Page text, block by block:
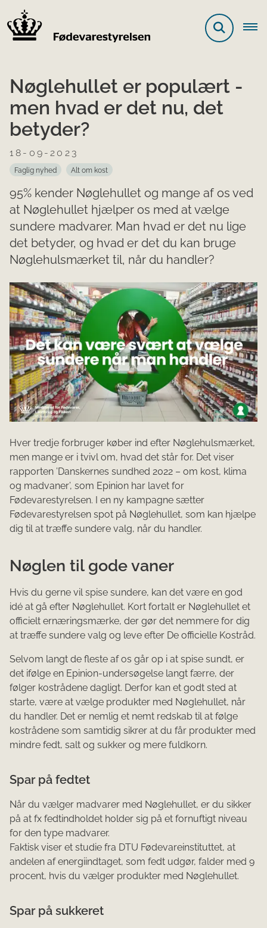
Nøglehullet er populært -
men hvad er det nu, det
betyder?
18-09-2023
Faglig nyhed Alt om kost
95% kender Nøglehullet og mange af os ved
at Nøglehullet hjælper os med at vælge
sundere madvarer. Man hvad er det nu lige
det betyder, og hvad er det du kan bruge
Nøglehulsmærket til, når du handler?
Hver tredje forbruger køber ind efter Nøglehulsmærket,
men mange er i tvivl om, hvad det står for. Det viser
rapporten ’Danskernes sundhed 2022 – om kost, klima
og madvaner’, som Epinion har lavet for
Fødevarestyrelsen. I en ny kampagne sætter
Fødevarestyrelsen spot på Nøglehullet, som kan hjælpe
dig til at træffe sundere valg, når du handler.
Nøglen til gode vaner
Hvis du gerne vil spise sundere, kan det være en god
idé at gå efter Nøglehullet. Kort fortalt er Nøglehullet et
officielt ernæringsmærke, der gør det nemmere for dig
at træffe sundere valg og leve efter De officielle Kostråd.
Selvom langt de fleste af os går op i at spise sundt, er
det ifølge en Epinion-undersøgelse langt færre, der
følger kostrådene dagligt. Derfor kan et godt sted at
starte, være at vælge produkter med Nøglehullet, når
du handler. Det er nemlig et nemt redskab til at følge
kostrådene som samtidig sikrer at du får produkter med
mindre fedt, salt og sukker og mere fuldkorn.
Spar på fedtet
Når du vælger madvarer med Nøglehullet, er du sikker
på at fx fedtindholdet holder sig på et fornuftigt niveau
for den type madvarer.
Faktisk viser et studie fra DTU Fødevareinstituttet, at
andelen af energiindtaget, som fedt udgør, falder med 9
procent, hvis du vælger produkter med Nøglehullet.
Spar på sukkeret